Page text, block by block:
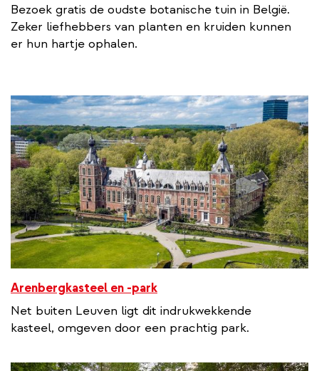
Bezoek gratis de oudste botanische tuin in België.
Zeker liefhebbers van planten en kruiden kunnen
er hun hartje ophalen.
Arenbergkasteel en -park
Net buiten Leuven ligt dit indrukwekkende
kasteel, omgeven door een prachtig park.